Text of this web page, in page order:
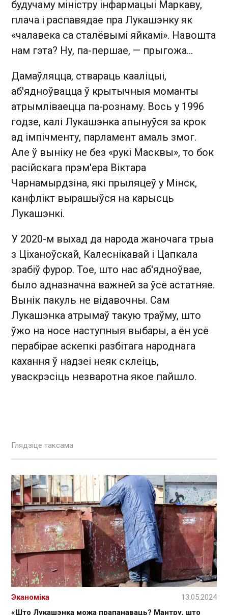
будучаму міністру інфармацыі Маркаву,
плача і распавядае пра Лукашэнку як
«чалавека са сталёвымі яйкамі». Навошта
нам гэта? Ну, па-першае, — прыгожа…
Дамаўляцца, ствараць кааліцыі,
аб'ядноўвацца ў крытычныя моманты
атрымліваецца па-рознаму. Вось у 1996
годзе, калі Лукашэнка апынуўся за крок
ад імпічменту, парламент амаль змог.
Але ў выніку не без «рукі Масквы», то бок
расійскага прэм'ера Віктара
Чарнамырдзіна, які прыляцеў у Мінск,
канфлікт вырашыўся на карысць
Лукашэнкі.
У 2020-м выхад да народа жаночага трыа
з Ціханоўскай, Калеснікавай і Цапкала
зрабіў фурор. Тое, што нас аб'ядноўвае,
было адназначна важней за ўсё астатняе.
Вынік пакуль не відавочны. Сам
Лукашэнка атрымаў такую траўму, што
ўжо на носе наступныя выбары, а ён усё
перабірае аскепкі разбітага народнага
кахання ў надзеі неяк склеіць,
уваскрэсіць незваротна якое пайшло.
Глядзіце таксама
«Што Лукашэнка можа прапанаваць? Мантру, што
Эканоміка 13.05.2024